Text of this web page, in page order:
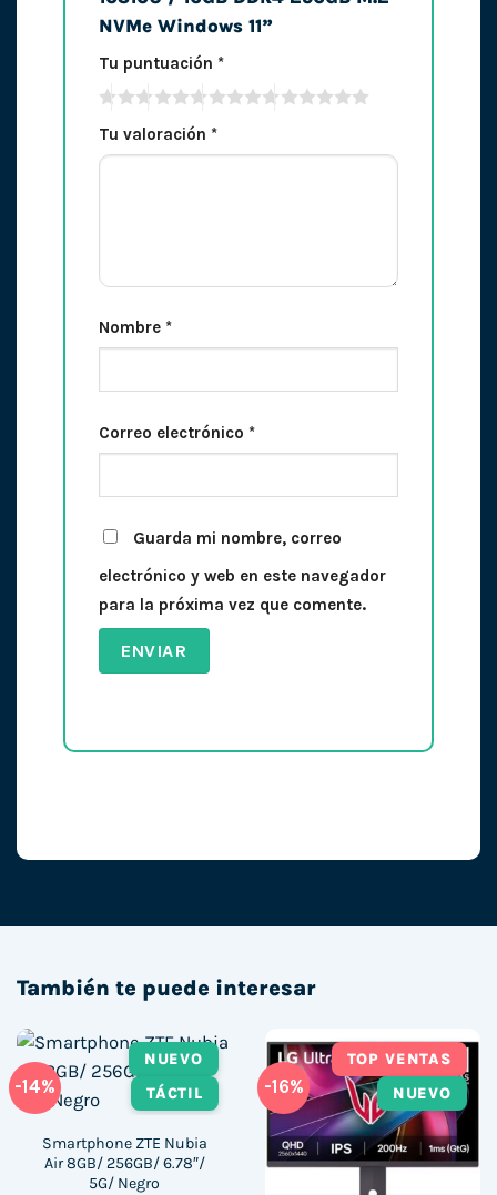
NVMe Windows 11”
Tu puntuación *
Tu valoración *
Nombre *
Correo electrónico *
Guarda mi nombre, correo
electrónico y web en este navegador
para la próxima vez que comente.
También te puede interesar
-14%
NUEVO
TÁCTIL
Smartphone ZTE Nubia
Air 8GB/ 256GB/ 6.78″/
5G/ Negro
-16%
TOP VENTAS
NUEVO